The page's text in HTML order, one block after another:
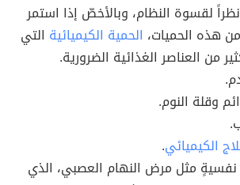
لقسوة النظام، وبالأخصّ إذا استمر
هذه الحميات، الحمية الكيميائية التي
من العناصر الغذائية الضرورية.
وقلة النوم.
الكيميائي.
نفسيةٍ مثل مرض النهام العصبي، الذي